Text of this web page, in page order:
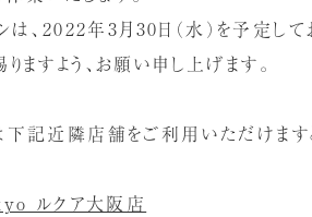
は、2022年3月30日（水）を予定し
ますよう、お願い申し上げます。
記近隣店舗をご利用いただけます
ルクア大阪店